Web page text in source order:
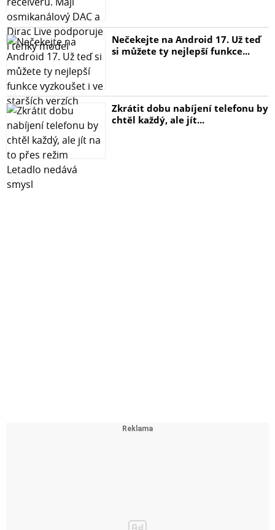
Nečekejte na Android 17. Už teď
si můžete ty nejlepší funkce...
Zkrátit dobu nabíjení telefonu by
chtěl každý, ale jít...